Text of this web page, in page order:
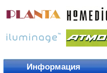
Информация